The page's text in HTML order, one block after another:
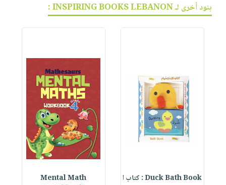
بنود أخرى لـ INSPIRING BOOKS LEBANON :
Duck Bath Book : كتاب ا
Mental Math